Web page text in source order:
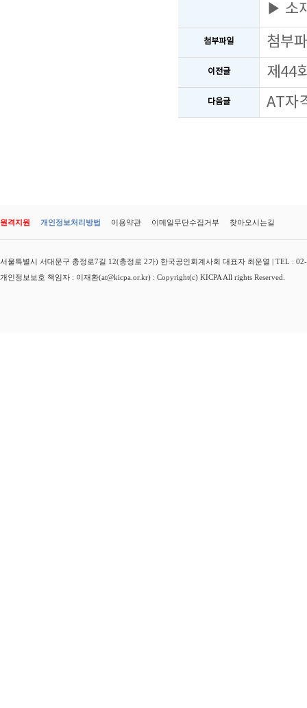
▶ 소
첨부파일 첨부
이전글 제44
다음글 AT자
원격지원 개인정보처리방법 이용약관 이메일무단수집거부 찾아오시는길
서울특별시 서대문구 충정로7길 12(충정로 2가) 한국공인회계사회 대표자 최운열 | TEL :
개인정보보호 책임자 : 이재환(at@kicpa.or.kr) : Copyright(c) KICPA All rights Reserved.